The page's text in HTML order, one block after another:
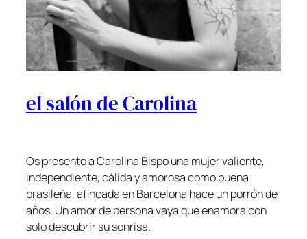
el salón de Carolina
Os presento a Carolina Bispo una mujer valiente,
independiente, cálida y amorosa como buena
brasileña, afincada en Barcelona hace un porrón de
años. Un amor de persona vaya que enamora con
solo descubrir su sonrisa.